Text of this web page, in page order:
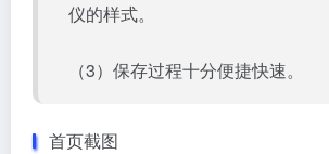
仪的样式。
（3）保存过程十分便捷快速。
首页截图